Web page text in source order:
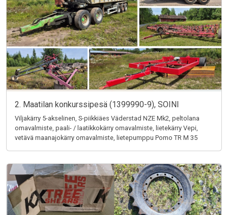
2. Maatilan konkurssipesä (1399990-9), SOINI
Viljakärry 5-akselinen, S-piikkiäes Väderstad NZE Mk2, peltolana
omavalmiste, paali- / laatikkokärry omavalmiste, lietekärry Vepi,
vetävä maanajokärry omavalmiste, lietepumppu Pomo TR M 35